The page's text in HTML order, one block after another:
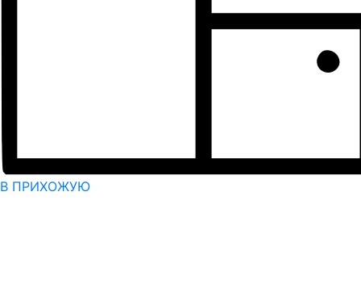
В ПРИХОЖУЮ